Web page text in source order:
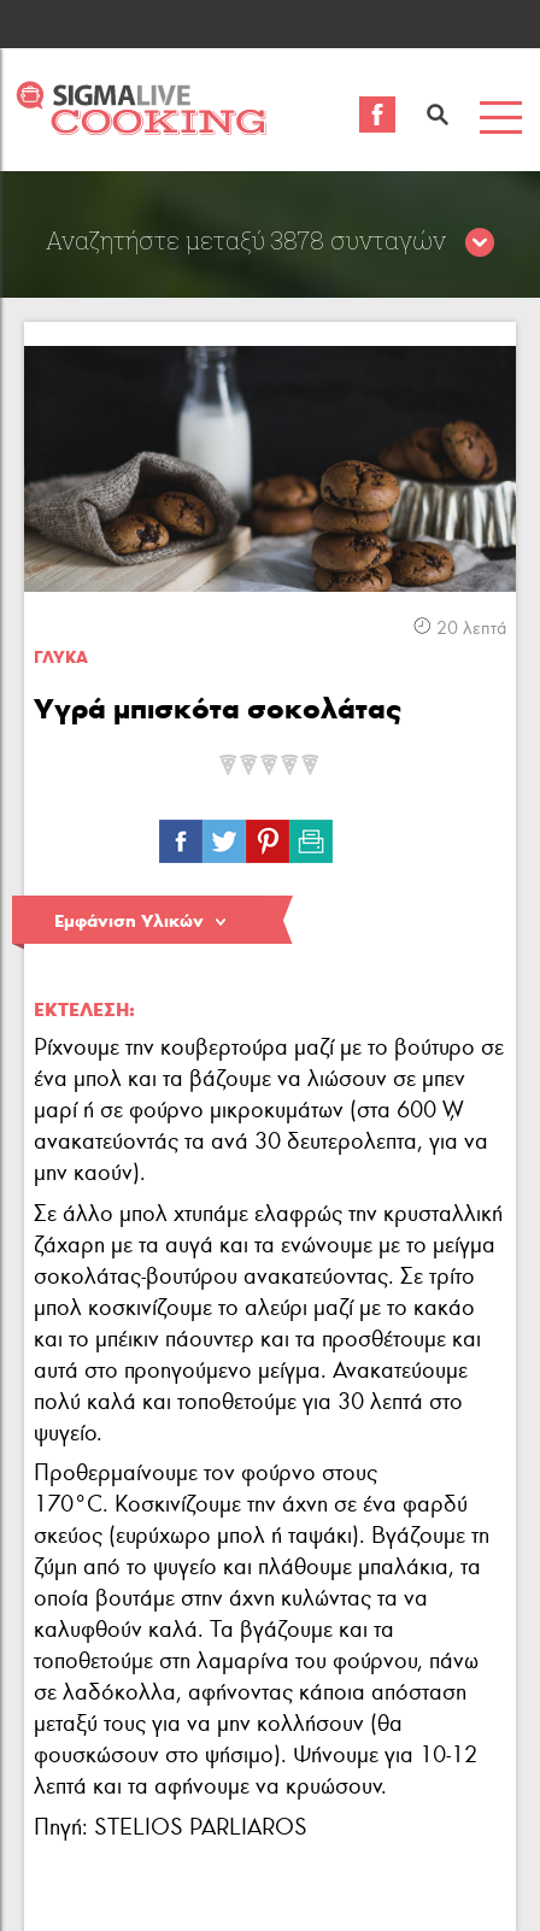
Αναζητήστε μεταξύ 3878 συνταγών
Περιορίστε τα αποτελέσματα αναζήτησης επιλέγοντας
κατηγορίες:
20 λεπτά
ΓΛΥΚA
Υγρά μπισκότα σοκολάτας
Εμφάνιση Υλικών
ΕΚΤΈΛΕΣΗ:
Ρίχνουμε την κουβερτούρα μαζί με το βούτυρο σε
ένα μπολ και τα βάζουμε να λιώσουν σε μπεν
μαρί ή σε φούρνο μικροκυμάτων (στα 600 W,
ανακατεύοντάς τα ανά 30 δευτερολεπτα, για να
μην καούν).
Σε άλλο μπολ χτυπάμε ελαφρώς την κρυσταλλική
ζάχαρη με τα αυγά και τα ενώνουμε με το μείγμα
σοκολάτας-βουτύρου ανακατεύοντας. Σε τρίτο
μπολ κοσκινίζουμε το αλεύρι μαζί με το κακάο
και το μπέικιν πάουντερ και τα προσθέτουμε και
αυτά στο προηγούμενο μείγμα. Ανακατεύουμε
πολύ καλά και τοποθετούμε για 30 λεπτά στο
ψυγείο.
Προθερμαίνουμε τον φούρνο στους
170°C. Κοσκινίζουμε την άχνη σε ένα φαρδύ
σκεύος (ευρύχωρο μπολ ή ταψάκι). Βγάζουμε τη
ζύμη από το ψυγείο και πλάθουμε μπαλάκια, τα
οποία βουτάμε στην άχνη κυλώντας τα να
καλυφθούν καλά. Τα βγάζουμε και τα
τοποθετούμε στη λαμαρίνα του φούρνου, πάνω
σε λαδόκολλα, αφήνοντας κάποια απόσταση
μεταξύ τους για να μην κολλήσουν (θα
φουσκώσουν στο ψήσιμο). Ψήνουμε για 10-12
λεπτά και τα αφήνουμε να κρυώσουν.
Πηγή: STELIOS PARLIAROS